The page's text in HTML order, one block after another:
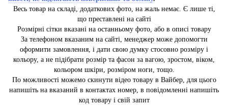
Весь товар на складі, додаткових фото, на жаль немає. Є лише ті,
що преставлені на сайті
Розмірні сітки вказані на останньому фото, або в описі товару
За телефоном вказаним на сайті, менеджер може допомогти
оформити замовлення, і дати свою думку стосовно розміру і
кольору, а не підібрати розмір та фасон за вагою, зростом, віком,
кольором шкіри, розміром ноги, тощо.
По можливості можемо скинути відео товару в Вайбер, для цього
напишіть на вказаний в контактах номер, в повідомленні напишіть
код товару і свій запит